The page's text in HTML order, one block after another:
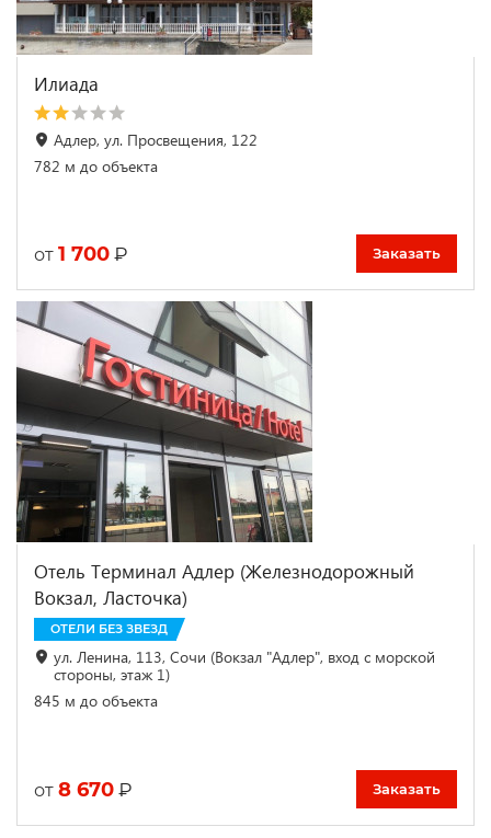
Илиада
Адлер, ул. Просвещения, 122
782 м до объекта
от 1 700 ₽ Заказать
Отель Терминал Адлер (Железнодорожный
Вокзал, Ласточка)
ОТЕЛИ БЕЗ ЗВЕЗД
ул. Ленина, 113, Сочи (Вокзал "Адлер", вход с морской
стороны, этаж 1)
845 м до объекта
от 8 670 ₽ Заказать